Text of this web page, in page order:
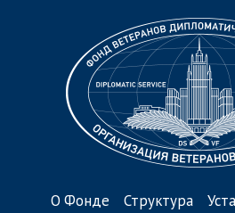
О Фонде Структура